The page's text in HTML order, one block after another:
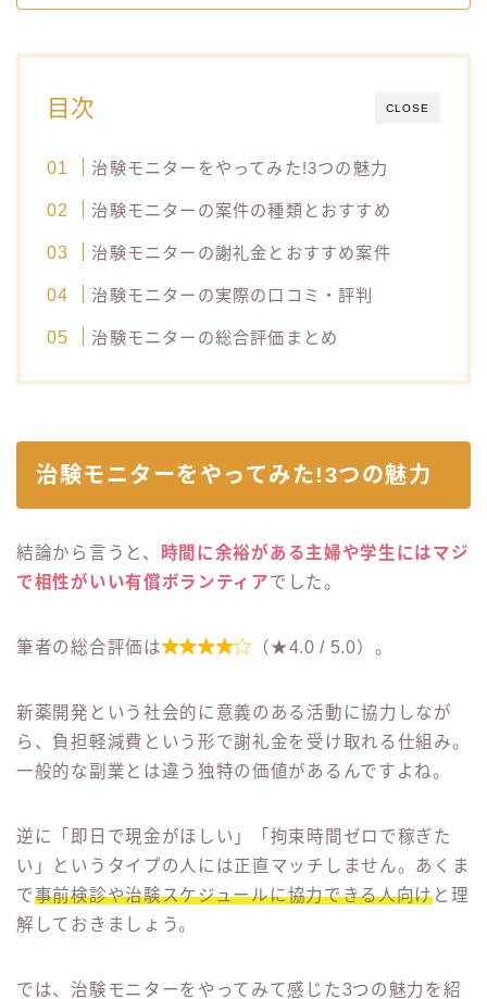
CLOSE
目次
治験モニターをやってみた!3つの魅力
治験モニターの案件の種類とおすすめ
治験モニターの謝礼金とおすすめ案件
治験モニターの実際の口コミ・評判
治験モニターの総合評価まとめ
治験モニターをやってみた!3つの魅力
結論から言うと、
時間に余裕がある主婦や学生にはマジ
で相性がいい有償ボランティアでした。
筆者の総合評価は （★4.0 / 5.0）。
新薬開発という社会的に意義のある活動に協力しなが
ら、負担軽減費という形で謝礼金を受け取れる仕組み。
一般的な副業とは違う独特の価値があるんですよね。
逆に「即日で現金がほしい」「拘束時間ゼロで稼ぎた
い」というタイプの人には正直マッチしません。あくま
で事前検診や治験スケジュールに協力できる人向けと理
解しておきましょう。
では、治験モニターをやってみて感じた3つの魅力を紹